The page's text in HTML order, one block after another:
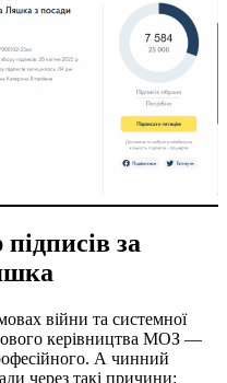
за
війни та системної
керівництва МОЗ —
А чинний
через такі причини: